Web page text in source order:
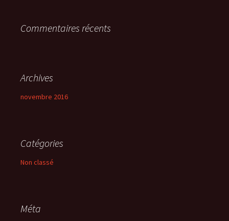
:Commentaires récents
Archives
novembre 2016
Catégories
Non classé
Méta